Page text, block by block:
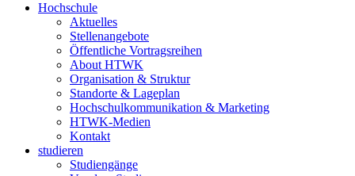
Hochschule
Aktuelles
Stellenangebote
Öffentliche Vortragsreihen
About HTWK
Organisation & Struktur
Standorte & Lageplan
Hochschulkommunikation & Marketing
HTWK-Medien
Kontakt
studieren
Studiengänge